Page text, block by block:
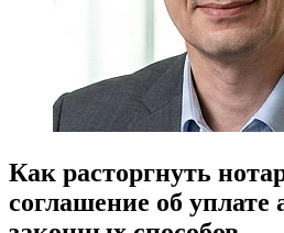
Как расторгнуть
соглашение об уплате